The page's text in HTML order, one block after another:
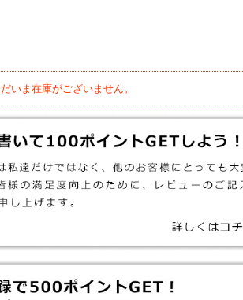
いま在庫がございません。